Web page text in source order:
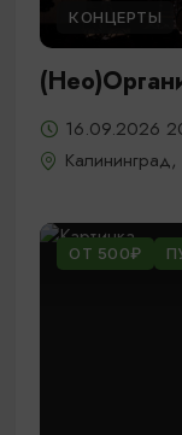
КОНЦЕРТЫ
16.09.2026
ОТ 500₽